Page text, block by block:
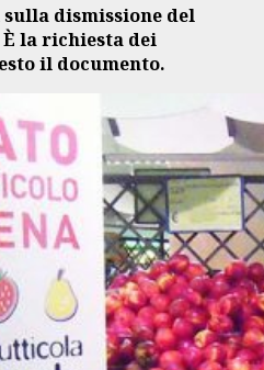
dismissione del
la richiesta dei
il documento.